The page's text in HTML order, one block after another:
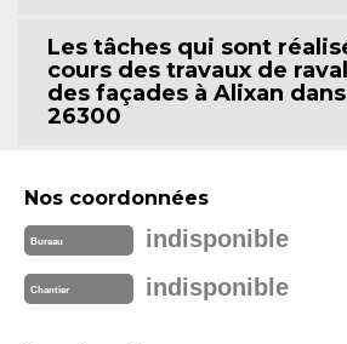
Les tâches qui sont
cours des travaux de
des façades à Alixan
26300
Nos coordonnées
Bureau indisponible
Chantier indisponible